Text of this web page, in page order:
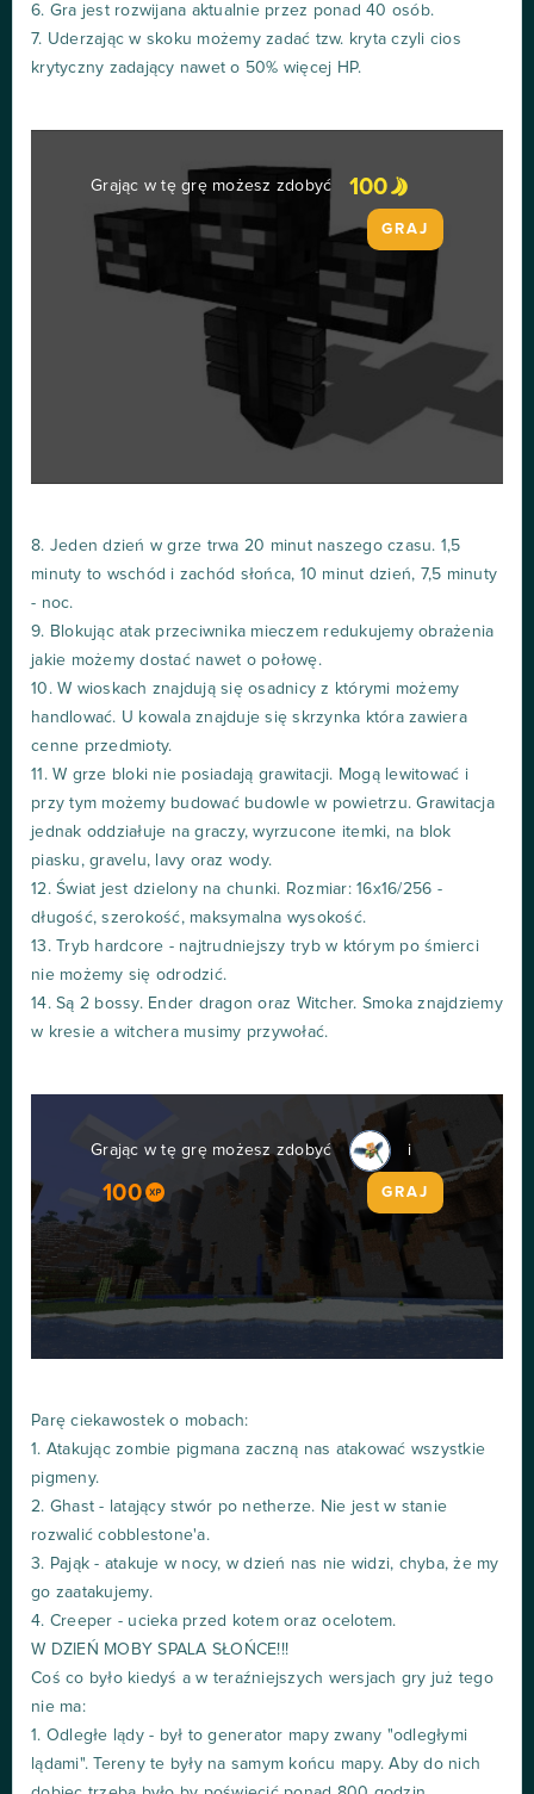
6. Gra jest rozwijana aktualnie przez ponad 40 osób.
7. Uderzając w skoku możemy zadać tzw. kryta czyli cios
krytyczny zadający nawet o 50% więcej HP.
Grając w tę grę możesz zdobyć 100
GRAJ
8. Jeden dzień w grze trwa 20 minut naszego czasu. 1,5
minuty to wschód i zachód słońca, 10 minut dzień, 7,5 minuty
- noc.
9. Blokując atak przeciwnika mieczem redukujemy obrażenia
jakie możemy dostać nawet o połowę.
10. W wioskach znajdują się osadnicy z którymi możemy
handlować. U kowala znajduje się skrzynka która zawiera
cenne przedmioty.
11. W grze bloki nie posiadają grawitacji. Mogą lewitować i
przy tym możemy budować budowle w powietrzu. Grawitacja
jednak oddziałuje na graczy, wyrzucone itemki, na blok
piasku, gravelu, lavy oraz wody.
12. Świat jest dzielony na chunki. Rozmiar: 16x16/256 -
długość, szerokość, maksymalna wysokość.
13. Tryb hardcore - najtrudniejszy tryb w którym po śmierci
nie możemy się odrodzić.
14. Są 2 bossy. Ender dragon oraz Witcher. Smoka znajdziemy
w kresie a witchera musimy przywołać.
Grając w tę grę możesz zdobyć i
100 GRAJ
Parę ciekawostek o mobach:
1. Atakując zombie pigmana zaczną nas atakować wszystkie
pigmeny.
2. Ghast - latający stwór po netherze. Nie jest w stanie
rozwalić cobblestone'a.
3. Pająk - atakuje w nocy, w dzień nas nie widzi, chyba, że my
go zaatakujemy.
4. Creeper - ucieka przed kotem oraz ocelotem.
W DZIEŃ MOBY SPALA SŁOŃCE!!!
Coś co było kiedyś a w teraźniejszych wersjach gry już tego
nie ma:
1. Odległe lądy - był to generator mapy zwany "odległymi
lądami". Tereny te były na samym końcu mapy. Aby do nich